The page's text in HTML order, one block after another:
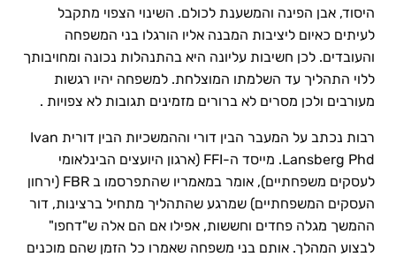
היסוד, אבן הפינה והמשענת לכולם. השינוי הצפוי מתקבל
לעיתים כאיום ליציבות המבנה אליו הורגלו בני המשפחה
והעובדים. לכן חשיבות עליונה היא בהתנהלות נכונה ומחויבותך
ללוי התהליך עד השלמתו המוצלחת. למשפחה יהיו רגשות
מעורבים ולכן מסרים לא ברורים מזמינים תגובות לא צפויות .
רבות נכתב על המעבר הבין דורי וההמשכיות הבין דורית Ivan
Lansberg Phd. מייסד ה-FFI (ארגון היועצים הבינלאומי
לעסקים משפחתיים), אומר במאמריו שהתפרסמו ב FBR (ירחון
העסקים המשפחתיים) שמרגע שהתהליך מתחיל ברצינות, דור
ההמשך מגלה פחדים וחששות, אפילו אם הם אלה ש"דחפו"
לבצוע המהלך. אותם בני משפחה שאמרו כל הזמן שהם מוכנים